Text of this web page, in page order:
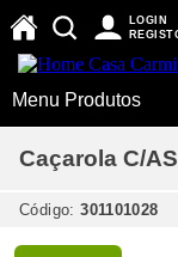
LOGIN
Menu Produtos
Caçarola C/
Código:301101028